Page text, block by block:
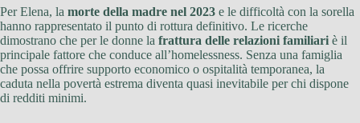
Per Elena, la morte della madre nel 2023 e le difficoltà con la sorella
hanno rappresentato il punto di rottura definitivo. Le ricerche
dimostrano che per le donne la frattura delle relazioni familiari è il
principale fattore che conduce all’homelessness. Senza una famiglia
che possa offrire supporto economico o ospitalità temporanea, la
caduta nella povertà estrema diventa quasi inevitabile per chi dispone
di redditi minimi.